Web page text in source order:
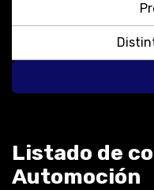
Listado de
Automoción